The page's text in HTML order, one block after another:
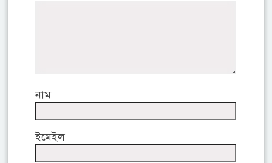
নাম
ইমেইল